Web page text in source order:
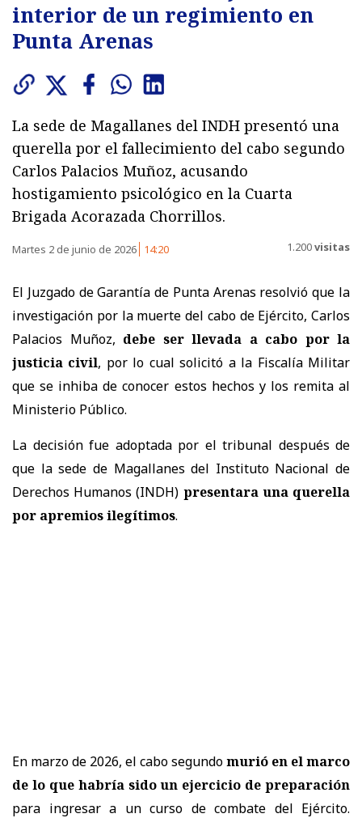
interior de un regimiento en
Punta Arenas
La sede de Magallanes del INDH presentó una
querella por el fallecimiento del cabo segundo
Carlos Palacios Muñoz, acusando
hostigamiento psicológico en la Cuarta
Brigada Acorazada Chorrillos.
Martes 2 de junio de 2026 14:20 1.200visitas
El Juzgado de Garantía de Punta Arenas resolvió que la
investigación por la muerte del cabo de Ejército, Carlos
Palacios Muñoz, debe ser llevada a cabo por la
justicia civil, por lo cual solicitó a la Fiscalía Militar
que se inhiba de conocer estos hechos y los remita al
Ministerio Público.
La decisión fue adoptada por el tribunal después de
que la sede de Magallanes del Instituto Nacional de
Derechos Humanos (INDH) presentara una querella
por apremios ilegítimos.
En marzo de 2026, el cabo segundomurió en el marco
de lo que habría sido un ejercicio de preparación
para ingresar a un curso de combate del Ejército.